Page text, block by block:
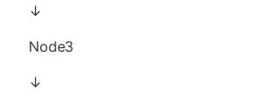
↓
Node3
↓